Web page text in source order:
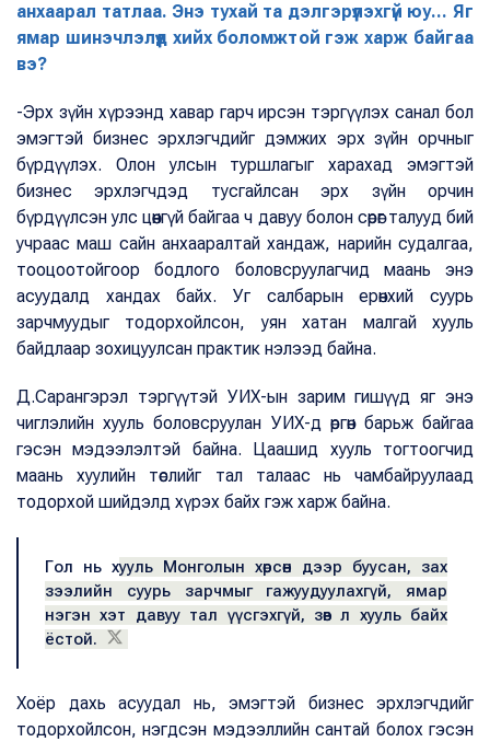
анхаарал татлаа. Энэ тухай та дэлгэрүүлэхгүй юу... Яг
ямар шинэчлэлүүд хийх боломжтой гэж харж байгаа
вэ?
-Эрх зүйн хүрээнд хавар гарч ирсэн тэргүүлэх санал бол
эмэгтэй бизнес эрхлэгчдийг дэмжих эрх зүйн орчныг
бүрдүүлэх. Олон улсын туршлагыг харахад эмэгтэй
бизнес эрхлэгчдэд тусгайлсан эрх зүйн орчин
бүрдүүлсэн улс цөөнгүй байгаа ч давуу болон сөрөг талууд бий
учраас маш сайн анхааралтай хандаж, нарийн судалгаа,
тооцоотойгоор бодлого боловсруулагчид маань энэ
асуудалд хандах байх. Уг салбарын ерөнхий суурь
зарчмуудыг тодорхойлсон, уян хатан малгай хууль
байдлаар зохицуулсан практик нэлээд байна.
Д.Сарангэрэл тэргүүтэй УИХ-ын зарим гишүүд яг энэ
чиглэлийн хууль боловсруулан УИХ-д өргөн барьж байгаа
гэсэн мэдээлэлтэй байна. Цаашид хууль тогтоогчид
маань хуулийн төслийг тал талаас нь чамбайруулаад
тодорхой шийдэлд хүрэх байх гэж харж байна.
Гол нь хууль Монголын хөрсөн дээр буусан, зах
зээлийн суурь зарчмыг гажуудуулахгүй, ямар
нэгэн хэт давуу тал үүсгэхгүй, зөв л хууль байх
ёстой.
Хоёр дахь асуудал нь, эмэгтэй бизнес эрхлэгчдийг
тодорхойлсон, нэгдсэн мэдээллийн сантай болох гэсэн